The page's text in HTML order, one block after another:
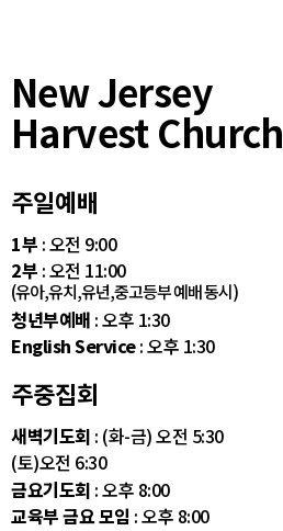
New Jersey
Harvest Church
주일예배
1부 : 오전 9:00
2부 : 오전 11:00
(유아,유치,유년,중고등부 예배 동시)
청년부예배 : 오후 1:30
English Service: 오후 1:30
주중집회
새벽기도회 : (화-금) 오전 5:30
(토)오전 6:30
금요기도회 : 오후 8:00
교육부 금요 모임 : 오후 8:00